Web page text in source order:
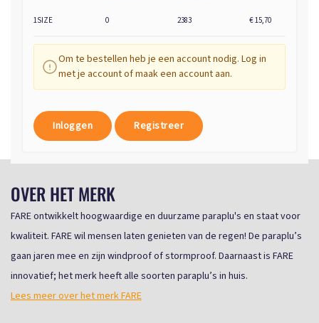
1SIZE 0 2383 € 15,70
Om te bestellen heb je een account nodig. Log in
met je account of maak een account aan.
Inloggen Registreer
OVER HET MERK
FARE ontwikkelt hoogwaardige en duurzame paraplu's en staat voor
kwaliteit. FARE wil mensen laten genieten van de regen! De paraplu’s
gaan jaren mee en zijn windproof of stormproof. Daarnaast is FARE
innovatief; het merk heeft alle soorten paraplu’s in huis.
Lees meer over het merk FARE